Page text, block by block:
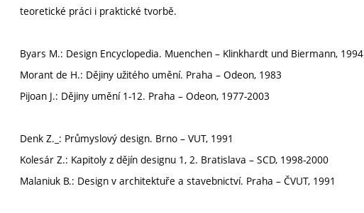
teoretické práci i praktické tvorbě.
Byars M.: Design Encyclopedia. Muenchen – Klinkhardt und Biermann, 1994
Morant de H.: Dějiny užitého umění. Praha – Odeon, 1983
Pijoan J.: Dějiny umění 1-12. Praha – Odeon, 1977-2003
Denk Z._: Průmyslový design. Brno – VUT, 1991
Kolesár Z.: Kapitoly z dějín designu 1, 2. Bratislava – SCD, 1998-2000
Malaniuk B.: Design v architektuře a stavebnictví. Praha – ČVUT, 1991